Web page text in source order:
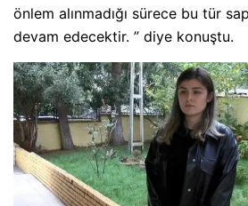
önlem alınmadığı sürece bu tür
devam edecektir. ” diye konuştu.